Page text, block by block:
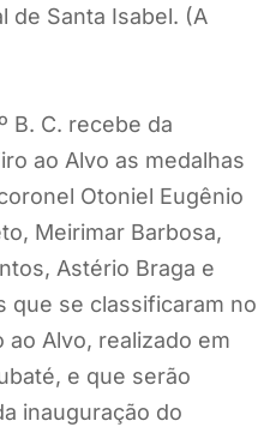
de Santa Isabel. (A
B. C. recebe da
ao Alvo as medalhas
Otoniel Eugênio
Meirimar Barbosa,
Astério Braga e
que se classificaram no
ao Alvo, realizado em
e que serão
inauguração do